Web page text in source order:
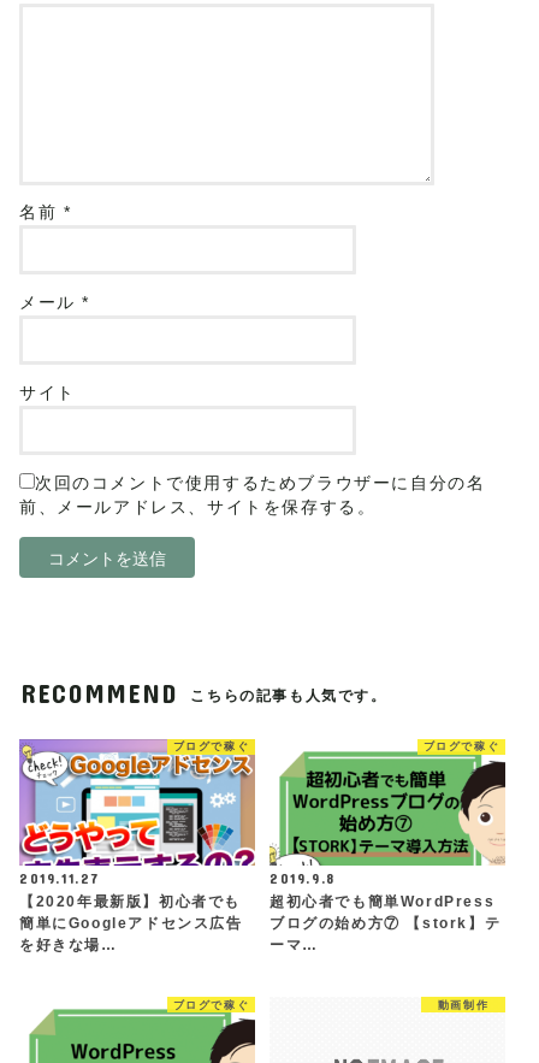
名前 *
メール*
サイト
次回のコメントで使用するためブラウザーに自分の名
前、メールアドレス、サイトを保存する。
RECOMMEND こちらの記事も人気です。
ブログで稼ぐ
2019.11.27
【2020年最新版】初心者でも
簡単にGoogleアドセンス広告
を好きな場…
ブログで稼ぐ
2019.9.8
超初心者でも簡単WordPress
ブログの始め方⑦ 【stork】テ
ーマ…
ブログで稼ぐ 動画制作